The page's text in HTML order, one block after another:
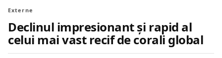
Externe
Declinul impresionant şi rapid al
celui mai vast recif de corali global